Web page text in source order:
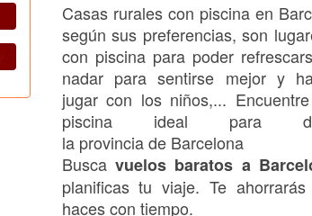
Casas rurales con piscina en
según sus preferencias, son
con piscina para poder
nadar para sentirse mejor y
jugar con los niños,...
piscina ideal para
la provincia de Barcelona
Busca vuelos baratos a
planificas tu viaje. Te
haces con tiempo.